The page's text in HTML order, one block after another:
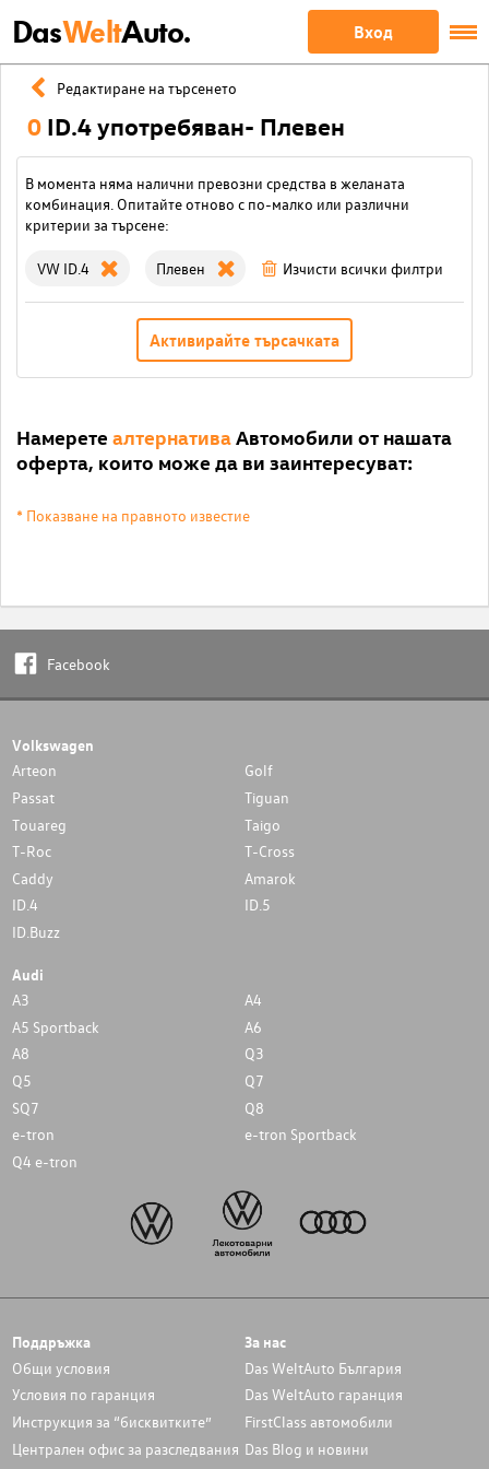
DasWeltAuto. Вход
Редактиране на търсенето
0 ID.4 употребяван- Плевен
В момента няма налични превозни средства в желаната
комбинация. Опитайте отново с по-малко или различни
критерии за търсене:
VW ID.4 Плевен Изчисти всички филтри
Активирайте търсачката
Намерете алтернативаАвтомобили от нашата
оферта, които може да ви заинтересуват:
* Показване на правното известие
Facebook
Volkswagen
Arteon
Golf
Passat
Tiguan
Touareg
Taigo
T-Roc
T-Cross
Caddy
Amarok
ID.4
ID.5
ID.Buzz
Audi
A3
A4
A5 Sportback
A6
A8
Q3
Q5
Q7
SQ7
Q8
e-tron
e-tron Sportback
Q4 e-tron
Поддръжка
Общи условия
Условия по гаранция
Инструкция за “бисквитките”
Централен офис за разследвания
За нас
Das WeltAuto България
Das WeltAuto гаранция
FirstClass автомобили
Das Blog и новини